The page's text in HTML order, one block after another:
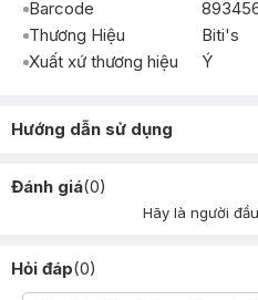
Barcode
Thương Hiệu
Biti's
Xuất xứ thương hiệu
Ý
Hướng dẫn sử dụng
Đánh giá(0)
Hãy là người
Hỏi đáp(0)